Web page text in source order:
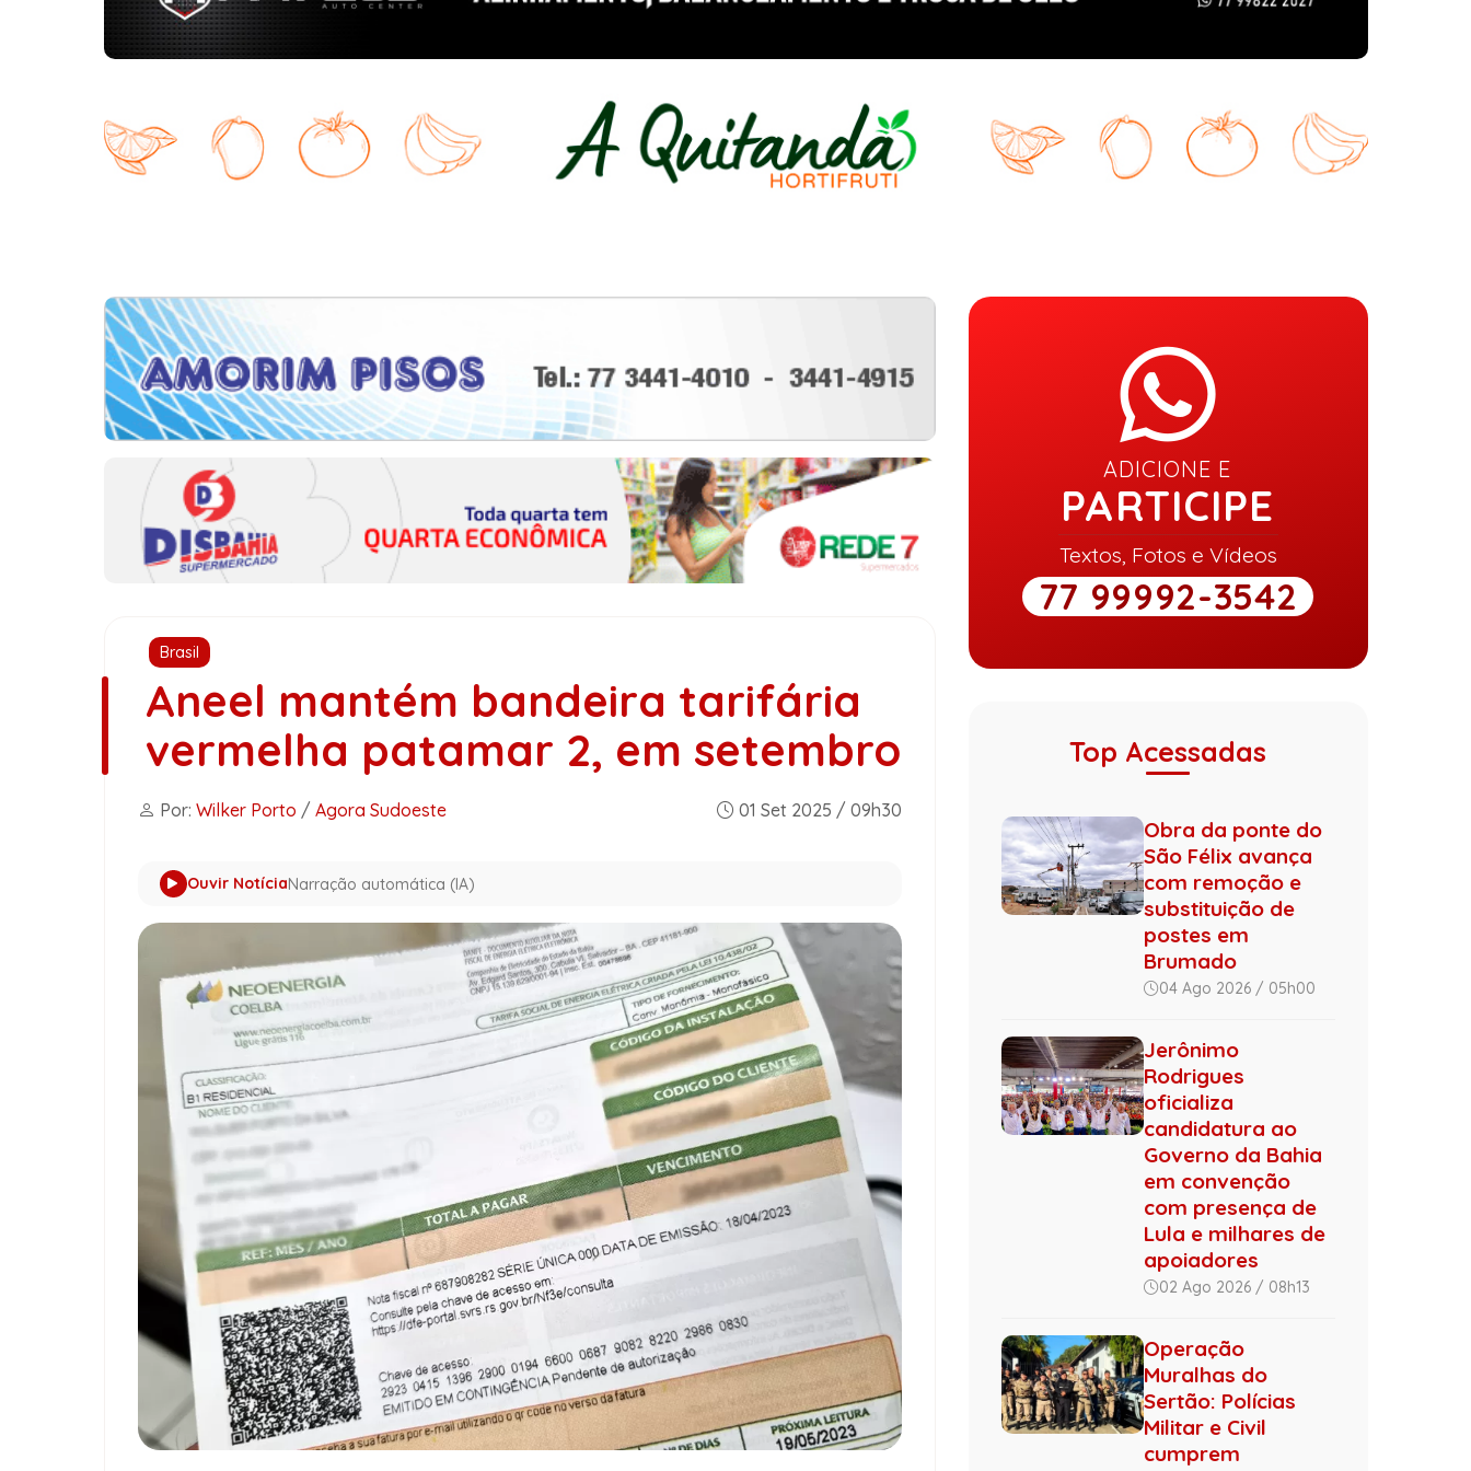
Brasil
Aneel mantém bandeira tarifária
vermelha patamar 2, em setembro
Por: Wilker Porto / Agora Sudoeste 01 Set 2025 / 09h30
Ouvir NotíciaNarração automática (IA)
ADICIONE E
PARTICIPE
Textos, Fotos e Vídeos
77 99992-3542
Top Acessadas
Obra da ponte do
São Félix avança
com remoção e
substituição de
postes em
Brumado
04 Ago 2026 / 05h00
Jerônimo
Rodrigues
oficializa
candidatura ao
Governo da Bahia
em convenção
com presença de
Lula e milhares de
apoiadores
02 Ago 2026 / 08h13
Operação
Muralhas do
Sertão: Polícias
Militar e Civil
cumprem